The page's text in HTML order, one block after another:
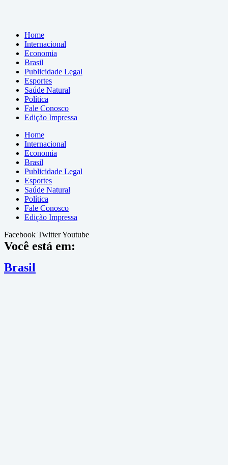
Home
Internacional
Economia
Brasil
Publicidade Legal
Esportes
Saúde Natural
Política
Fale Conosco
Edição Impressa
Home
Internacional
Economia
Brasil
Publicidade Legal
Esportes
Saúde Natural
Política
Fale Conosco
Edição Impressa
Facebook TwitterYoutube
Você está em:
Brasil